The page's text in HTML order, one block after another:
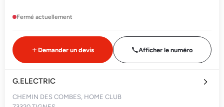
Fermé actuellement
Demander un devis Afficher le numéro
G.ELECTRIC
CHEMIN DES COMBES, HOME CLUB